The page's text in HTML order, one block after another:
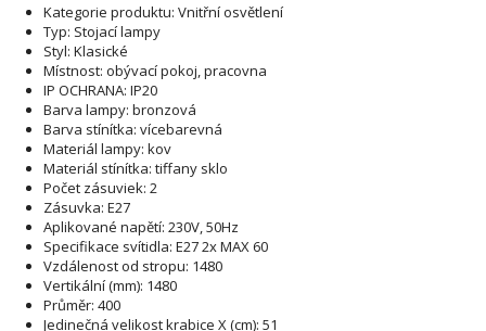
Kategorie produktu: Vnitřní osvětlení
Typ: Stojací lampy
Styl: Klasické
Místnost: obývací pokoj, pracovna
IP OCHRANA: IP20
Barva lampy: bronzová
Barva stínítka: vícebarevná
Materiál lampy: kov
Materiál stínítka: tiffany sklo
Počet zásuviek: 2
Zásuvka: E27
Aplikované napětí: 230V, 50Hz
Specifikace svítidla: E27 2x MAX 60
Vzdálenost od stropu: 1480
Vertikální (mm): 1480
Průměr: 400
Jedinečná velikost krabice X (cm): 51